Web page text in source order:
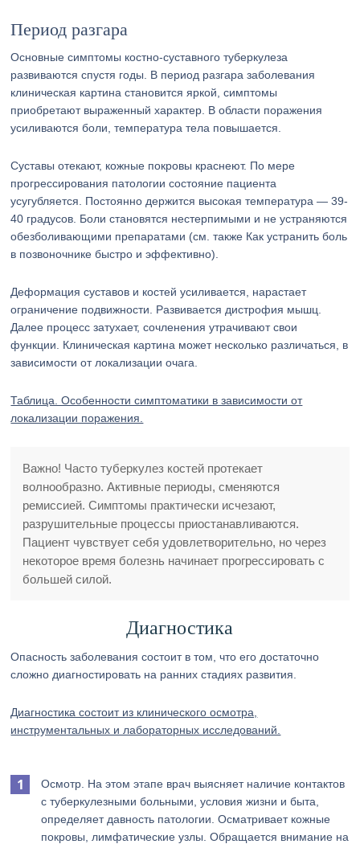
Период разгара
Основные симптомы костно-суставного туберкулеза
развиваются спустя годы. В период разгара заболевания
клиническая картина становится яркой, симптомы
приобретают выраженный характер. В области поражения
усиливаются боли, температура тела повышается.
Суставы отекают, кожные покровы краснеют. По мере
прогрессирования патологии состояние пациента
усугубляется. Постоянно держится высокая температура — 39-
40 градусов. Боли становятся нестерпимыми и не устраняются
обезболивающими препаратами (см. также Как устранить боль
в позвоночнике быстро и эффективно).
Деформация суставов и костей усиливается, нарастает
ограничение подвижности. Развивается дистрофия мышц.
Далее процесс затухает, сочленения утрачивают свои
функции. Клиническая картина может несколько различаться, в
зависимости от локализации очага.
Таблица. Особенности симптоматики в зависимости от
локализации поражения.
Важно! Часто туберкулез костей протекает
волнообразно. Активные периоды, сменяются
ремиссией. Симптомы практически исчезают,
разрушительные процессы приостанавливаются.
Пациент чувствует себя удовлетворительно, но через
некоторое время болезнь начинает прогрессировать с
большей силой.
Диагностика
Опасность заболевания состоит в том, что его достаточно
сложно диагностировать на ранних стадиях развития.
Диагностика состоит из клинического осмотра,
инструментальных и лабораторных исследований.
Осмотр. На этом этапе врач выясняет наличие контактов
с туберкулезными больными, условия жизни и быта,
определяет давность патологии. Осматривает кожные
покровы, лимфатические узлы. Обращается внимание на